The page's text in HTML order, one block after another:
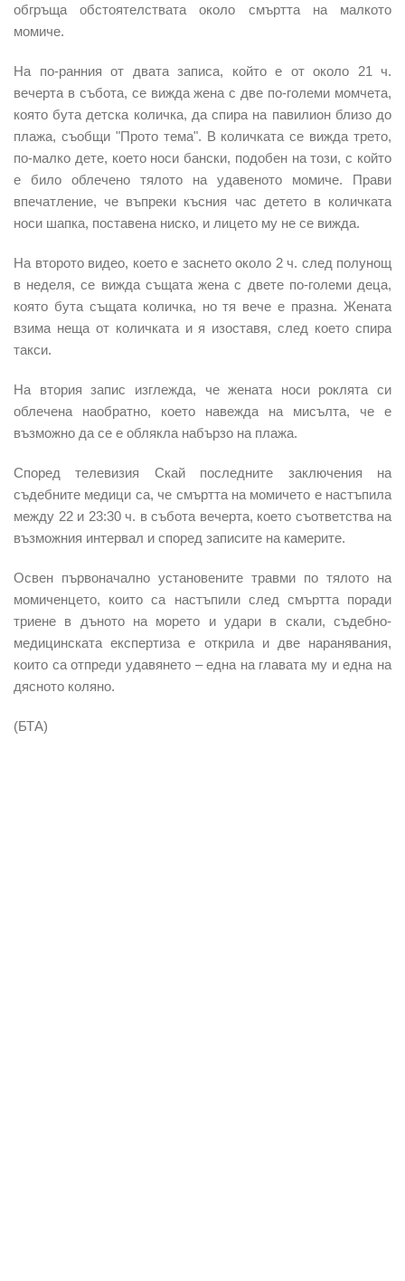
обгръща обстоятелствата около смъртта на малкото
момиче.
На по-ранния от двата записа, който е от около 21 ч.
вечерта в събота, се вижда жена с две по-големи момчета,
която бута детска количка, да спира на павилион близо до
плажа, съобщи "Прото тема". В количката се вижда трето,
по-малко дете, което носи бански, подобен на този, с който
е било облечено тялото на удавеното момиче. Прави
впечатление, че въпреки късния час детето в количката
носи шапка, поставена ниско, и лицето му не се вижда.
На второто видео, което е заснето около 2 ч. след полунощ
в неделя, се вижда същата жена с двете по-големи деца,
която бута същата количка, но тя вече е празна. Жената
взима неща от количката и я изоставя, след което спира
такси.
На втория запис изглежда, че жената носи роклята си
облечена наобратно, което навежда на мисълта, че е
възможно да се е облякла набързо на плажа.
Според телевизия Скай последните заключения на
съдебните медици са, че смъртта на момичето е настъпила
между 22 и 23:30 ч. в събота вечерта, което съответства на
възможния интервал и според записите на камерите.
Освен първоначално установените травми по тялото на
момиченцето, които са настъпили след смъртта поради
триене в дъното на морето и удари в скали, съдебно-
медицинската експертиза е открила и две наранявания,
които са отпреди удавянето – една на главата му и една на
дясното коляно.
(БТА)